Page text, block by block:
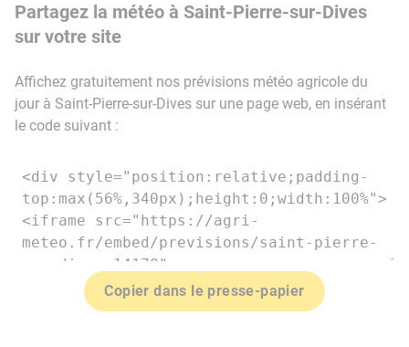
Partagez la météo à Saint-Pierre-sur-Dives
sur votre site
Affichez gratuitement nos prévisions météo agricole du
jour à Saint-Pierre-sur-Dives sur une page web, en insérant
le code suivant :
Copier dans le presse-papier